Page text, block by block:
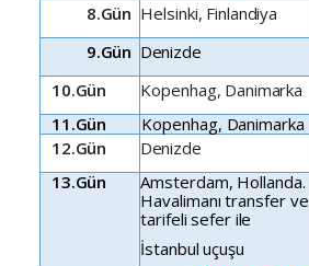
8.Gün Helsinki, Finlandiya
9.Gün Denizde
10.Gün
Kopenhag, Danimarka
11.Gün
Kopenhag, Danimarka
12.Gün
Denizde
13.Gün
Amsterdam, Hollanda.
Havalimanı transfer ve
tarifeli sefer ile
İstanbul uçuşu